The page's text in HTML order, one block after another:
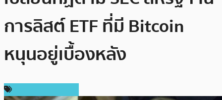
การลิสต์ ETF ที่มี Bitcoin
หนุนอยู่เบื้องหลัง